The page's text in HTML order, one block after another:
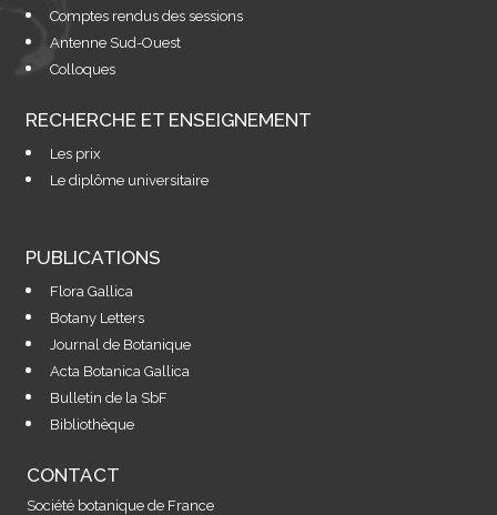
Comptes rendus des sessions
Antenne Sud-Ouest
Colloques
RECHERCHE ET ENSEIGNEMENT
Les prix
Le diplôme universitaire
PUBLICATIONS
Flora Gallica
Botany Letters
Journal de Botanique
Acta Botanica Gallica
Bulletin de la SbF
Bibliothèque
CONTACT
Société botanique de France